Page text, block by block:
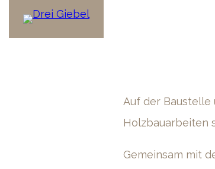
Auf der Baustelle
Holzbauarbeiten
Gemeinsam mit